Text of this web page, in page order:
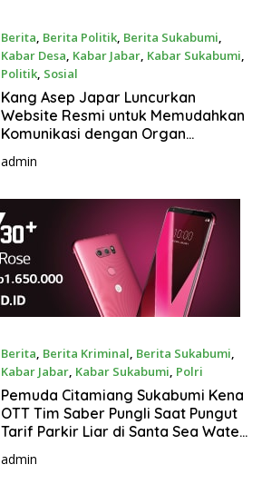
Berita, Berita Politik, Berita Sukabumi,
Kabar Desa, Kabar Jabar, Kabar Sukabumi,
Politik, Sosial
17 April 2024
Kang Asep Japar Luncurkan
Website Resmi untuk Memudahkan
Komunikasi dengan Organ
Relawan dan Masyarakat
admin
Berita, Berita Kriminal, Berita Sukabumi,
Kabar Jabar, Kabar Sukabumi, Polri
17 April 2024
Pemuda Citamiang Sukabumi Kena
OTT Tim Saber Pungli Saat Pungut
Tarif Parkir Liar di Santa Sea Water
Park
admin